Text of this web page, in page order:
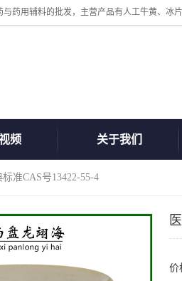
频 关于我们
准CAS号13422-55-4
价